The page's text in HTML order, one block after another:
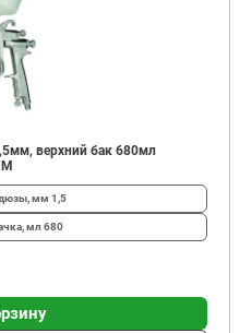
верхний бак 680мл
мм 1,5
мл 680